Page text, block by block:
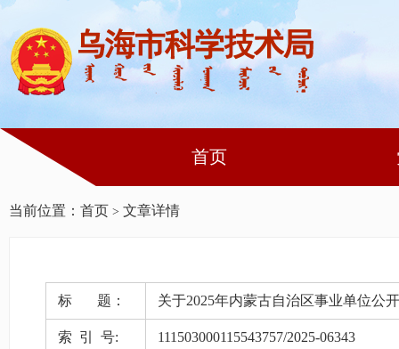
首页
当前位置： 首页 > 文章详情
标 题： 关于2025年内蒙古自治区事业单位公
索 引 号: 111503000115543757/2025-06343